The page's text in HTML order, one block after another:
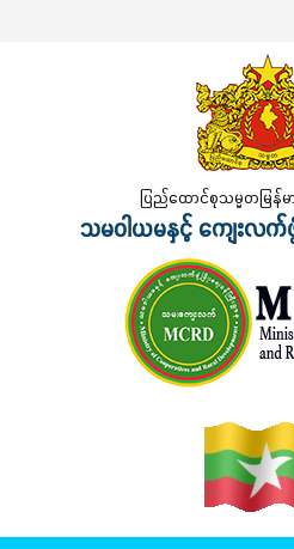
ပြည်ထောင်စုသမ္မတမြန်
သမဝါယမနှင့် ကျေးလက်ဖွံ့